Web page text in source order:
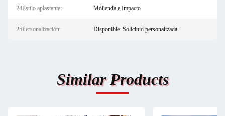
24Estilo aplastante: Molienda e Impacto
25Personalización: Disponible. Solicitud personalizada
Similar Products